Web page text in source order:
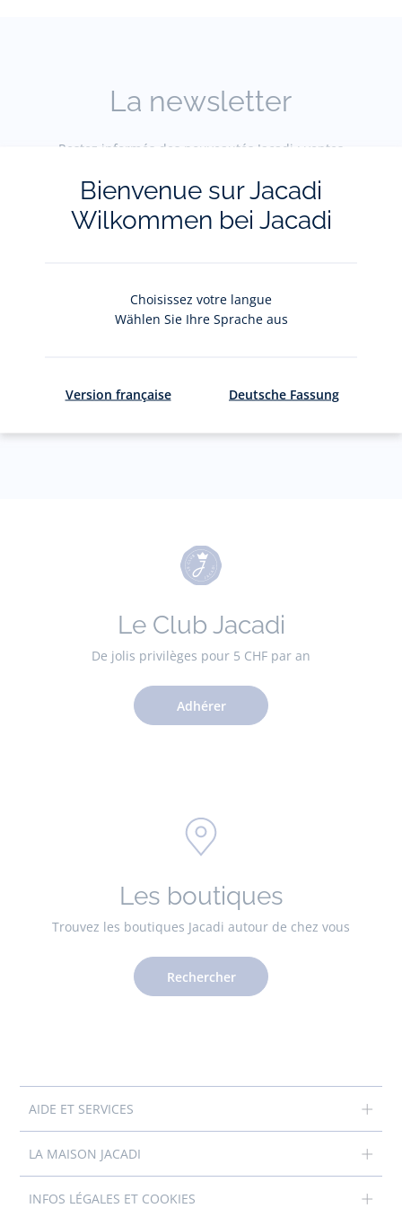
La newsletter
Restez informés des nouveautés Jacadi : ventes
et actualités.
Votre adresse courriel
S'inscrire
Pour plus d'informations sur vos données personnelles,cliquez-
Le Club Jacadi
De jolis privilèges pour 5 CHF par an
Adhérer
Les boutiques
Trouvez les boutiques Jacadi autour de chez vous
Rechercher
AIDE ET SERVICES
LA MAISON JACADI
INFOS LÉGALES ET COOKIES
Bienvenue sur Jacadi
Wilkommen bei Jacadi
Choisissez votre langue
Wählen Sie Ihre Sprache aus
Version française Deutsche Fassung